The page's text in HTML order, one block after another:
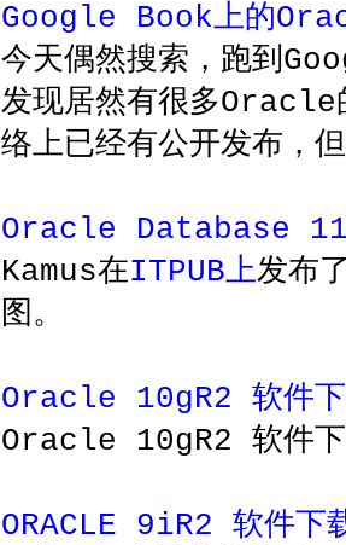
Google Book上的
今天偶然搜索，跑到
发现居然有很多Oracle
络上已经有公开发布，
Oracle Database
Kamus在ITPUB上发布
图。
Oracle 10gR2 软件下
Oracle 10gR2 软件下
ORACLE 9iR2 软件下